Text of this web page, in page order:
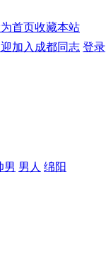
首页收藏本站
加入成都同志 登录
男 男人 绵阳